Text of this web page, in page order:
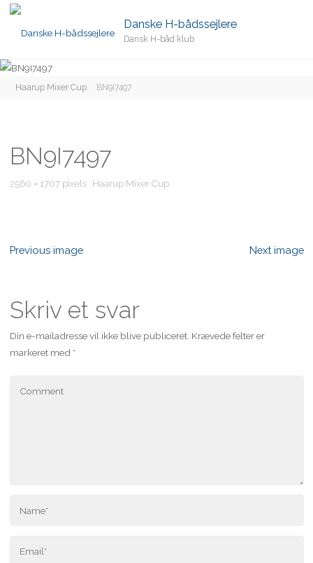
Danske H-bådssejlere
Dansk H-båd klub
Home
Haarup Mixer Cup BN9I7497
BN9I7497
Full
2560 × 1707 pixels Haarup Mixer Cup
Previous image Next image
Skriv et svar
Din e-mailadresse vil ikke blive publiceret. Krævede felter er
markeret med *